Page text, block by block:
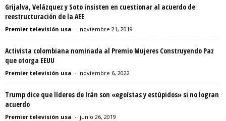
Grijalva, Velázquez y Soto insisten en cuestionar al acuerdo de
reestructuración de la AEE
Premier televisión usa - noviembre 21, 2019
Activista colombiana nominada al Premio Mujeres Construyendo Paz
que otorga EEUU
Premier televisión usa - noviembre 6, 2022
Trump dice que líderes de Irán son «egoístas y estúpidos» si no logran
acuerdo
Premier televisión usa - junio 26, 2019